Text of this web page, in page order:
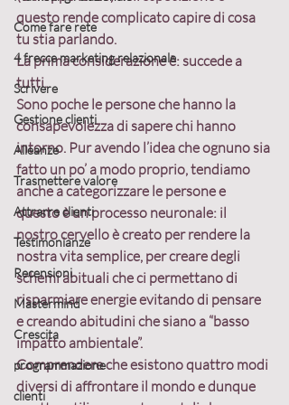
Come fare rete
4 frecce marketing relazionale
Scrivere
Gestione clienti
Alleanze
Trasmettere valore
Attrarre clienti
Testimonianze
Recensioni
Mastermind
Crescita
programmazione
clienti
questo rende complicato capire di cosa
tu stia parlando.
La prima considerazione è: succede a
tutti.
Sono poche le persone che hanno la
consapevolezza di sapere chi hanno
intorno. Pur avendo l’idea che ognuno sia
fatto un po’ a modo proprio, tendiamo
anche a categorizzare le persone e
questo è un processo neuronale: il
nostro cervello è creato per rendere la
nostra vita semplice, per creare degli
schemi abituali che ci permettano di
risparmiare energie evitando di pensare
e creando abitudini che siano a “basso
impatto ambientale”.
Comprendere che esistono quattro modi
diversi di affrontare il mondo e dunque